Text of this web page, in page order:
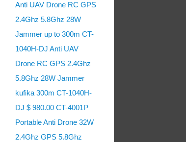
Anti UAV Drone RC GPS
2.4Ghz 5.8Ghz 28W
Jammer up to 300m CT-
1040H-DJ Anti UAV
Drone RC GPS 2.4Ghz
5.8Ghz 28W Jammer
kufika 300m CT-1040H-
DJ $ 980.00 CT-4001P
Portable Anti Drone 32W
2.4Ghz GPS 5.8Ghz